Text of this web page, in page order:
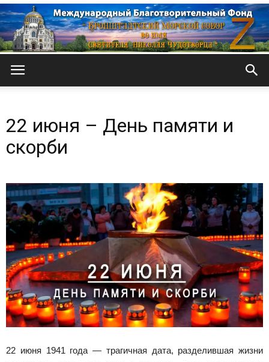
Морской
собор
22 июня – День памяти и
скорби
22 июня 1941 года — трагичная дата, разделившая жизни